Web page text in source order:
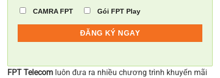
CAMRA FPT Gói FPT Play
FPT Telecom luôn đưa ra nhiều chương trình khuyến mãi